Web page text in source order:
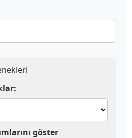
göster